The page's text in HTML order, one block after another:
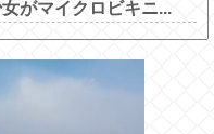
がマイクロビキニ...